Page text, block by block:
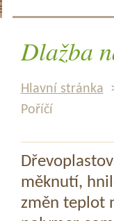
Dlažba
Hlavní stránka
Poříčí
měknutí,
změn teplot